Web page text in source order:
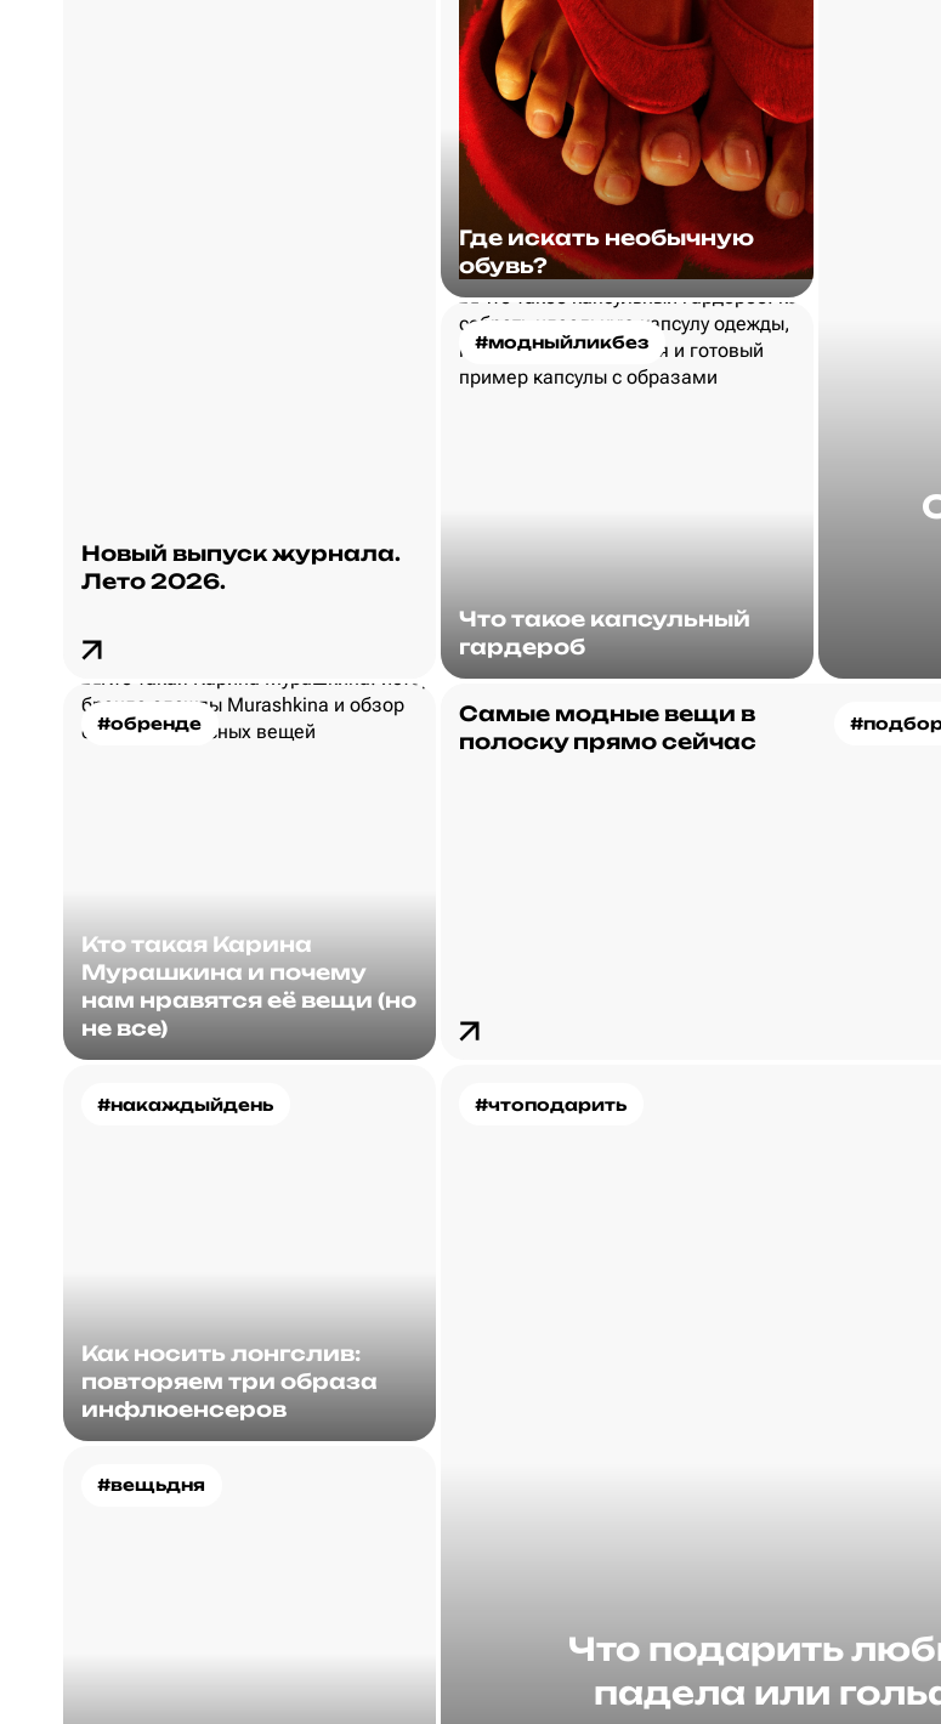
Новый выпуск журнала.
Лето 2026.
Где искать необычную
обувь?
#модныйликбез
Что такое капсульный
гардероб
#обренде
Кто такая Карина
Мурашкина и почему
нам нравятся её вещи (но
не все)
Самые модные вещи в
полоску прямо сейчас
#накаждыйдень
Как носить лонгслив:
повторяем три образа
инфлюенсеров
#чтоподарить
Что подарить
падела или
#вещьдня